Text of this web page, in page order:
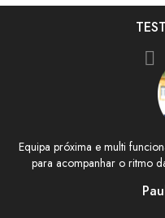
Equipa próxima e multi
para acompanhar o ritmo